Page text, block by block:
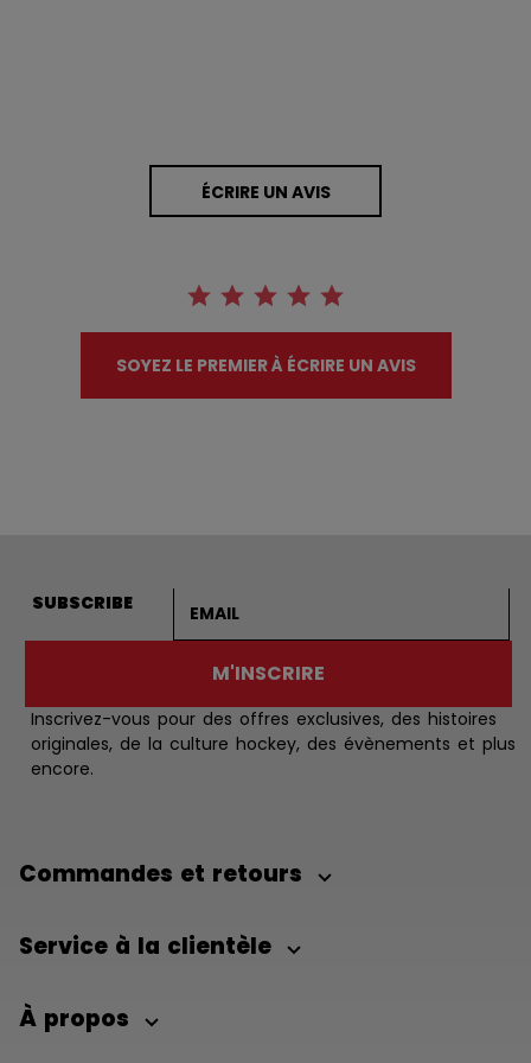
ÉCRIRE UN AVIS
SOYEZ LE PREMIER À ÉCRIRE UN AVIS
SUBSCRIBE
M'INSCRIRE
Inscrivez-vous pour des offres exclusives, des histoires
originales, de la culture hockey, des évènements et plus
encore.
Commandes et retours
Service à la clientèle
À propos